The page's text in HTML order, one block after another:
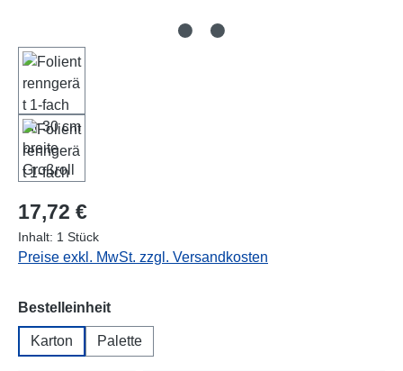
Regulärer Preis:
17,72 €
Inhalt: 1 Stück
Preise exkl. MwSt. zzgl. Versandkosten
Bestelleinheitauswählen
Karton Palette